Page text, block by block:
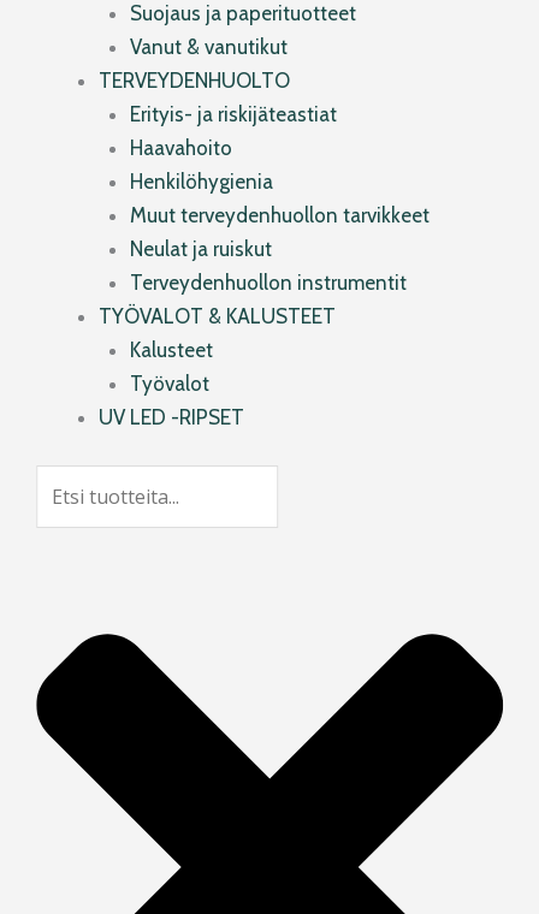
Suojaus ja paperituotteet
Vanut & vanutikut
TERVEYDENHUOLTO
Erityis- ja riskijäteastiat
Haavahoito
Henkilöhygienia
Muut terveydenhuollon tarvikkeet
Neulat ja ruiskut
Terveydenhuollon instrumentit
TYÖVALOT & KALUSTEET
Kalusteet
Työvalot
UV LED -RIPSET